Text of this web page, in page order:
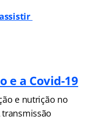
e a Covid-19
e nutrição no
transmissão